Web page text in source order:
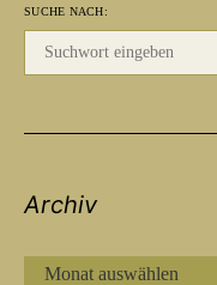
SUCHE NACH:
Archiv